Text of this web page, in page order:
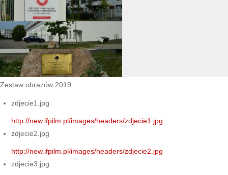
Zestaw obrazów 2019
zdjecie1.jpg
http://new.ifpilm.pl/images/headers/zdjecie1.jpg
zdjecie2.jpg
http://new.ifpilm.pl/images/headers/zdjecie2.jpg
zdjecie3.jpg